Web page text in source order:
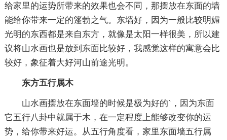
给家里的运势所带来的效果也会不同，那摆放在东面的墙
能给你带来一定的篷勃之气。东墙好，因为一般比较明媚
光明的东西都是来自东方，就像是太阳一样很美，所以建
议将山水画也是放到东面比较好，我感觉这样的寓意会比
较好，象征着大好河山前途光明。
东方五行属木
山水画摆放在东面墙的时候是极为好的`，因为东面
它五行八卦中就属于木，在一定程度上能够改变你的运
势，给你带来好运。从五行角度看，家里东面墙五行属